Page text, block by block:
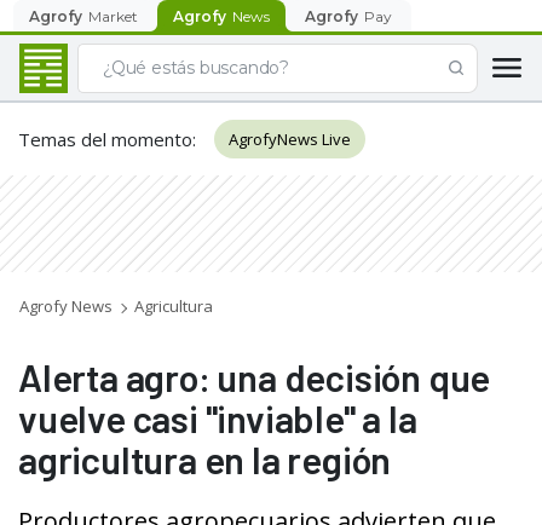
Agrofy Market Agrofy News Agrofy Pay
Temas del momento: AgrofyNews Live
Agrofy News Agricultura
Alerta agro: una decisión que
vuelve casi "inviable" a la
agricultura en la región